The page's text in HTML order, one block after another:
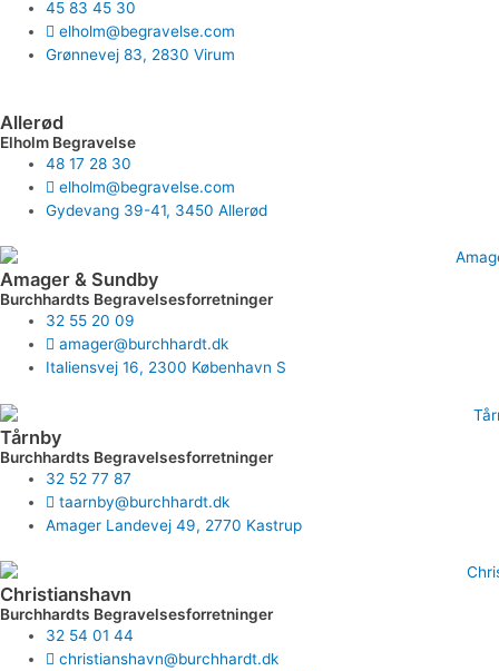
45 83 45 30
elholm@begravelse.com
Grønnevej 83, 2830 Virum
Allerød
Elholm Begravelse
48 17 28 30
elholm@begravelse.com
Gydevang 39-41, 3450 Allerød
Amager & Sundby
Burchhardts Begravelsesforretninger
32 55 20 09
amager@burchhardt.dk
Italiensvej 16, 2300 København S
Tårnby
Burchhardts Begravelsesforretninger
32 52 77 87
taarnby@burchhardt.dk
Amager Landevej 49, 2770 Kastrup
Christianshavn
Burchhardts Begravelsesforretninger
32 54 01 44
christianshavn@burchhardt.dk